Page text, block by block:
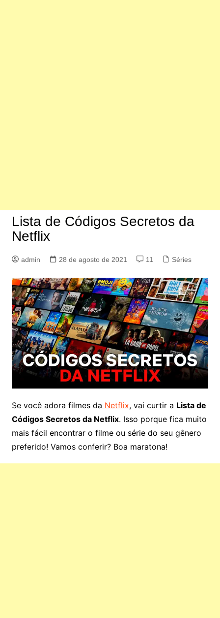
Lista de Códigos Secretos da
Netflix
admin 28 de agosto de 2021 11 Séries
Se você adora filmes da Netflix, vai curtir a Lista de
Códigos Secretos da Netflix. Isso porque fica muito
mais fácil encontrar o filme ou série do seu gênero
preferido! Vamos conferir? Boa maratona!